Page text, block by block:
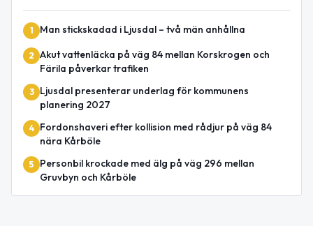
1 Man stickskadad i Ljusdal – två män anhållna
2 Akut vattenläcka på väg 84 mellan Korskrogen och
Färila påverkar trafiken
3
Ljusdal presenterar underlag för kommunens
planering 2027
4
Fordonshaveri efter kollision med rådjur på väg 84
nära Kårböle
5
Personbil krockade med älg på väg 296 mellan
Gruvbyn och Kårböle